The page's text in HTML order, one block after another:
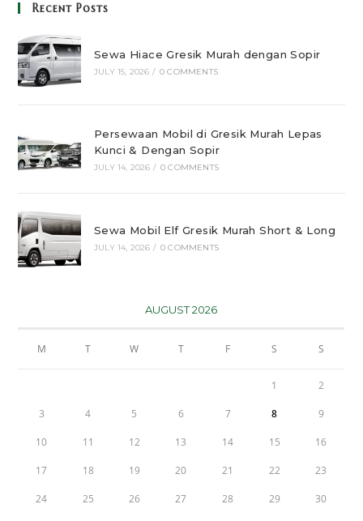
Recent Posts
Sewa Hiace Gresik Murah dengan Sopir
JULY 15, 2026 / 0 COMMENTS
Persewaan Mobil di Gresik Murah Lepas
Kunci & Dengan Sopir
JULY 14, 2026 / 0 COMMENTS
Sewa Mobil Elf Gresik Murah Short & Long
JULY 14, 2026 / 0 COMMENTS
AUGUST 2026
M T W T F S S
1 2
3 4 5 6 7 8 9
10 11 12 13 14 15 16
17 18 19 20 21 22 23
24 25 26 27 28 29 30